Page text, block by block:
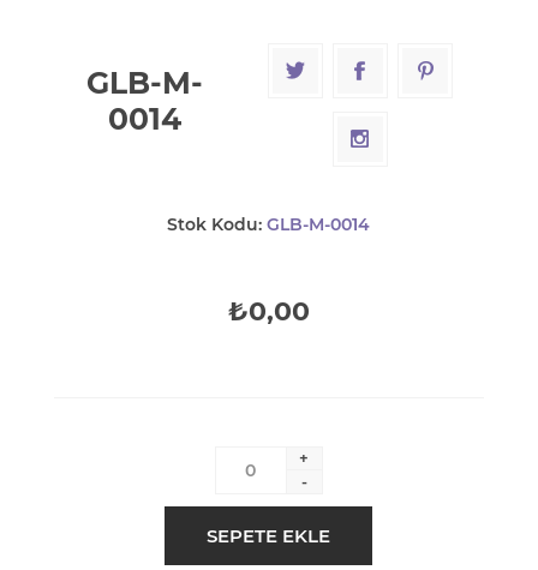
GLB-M-
0014
Stok Kodu: GLB-M-0014
₺0,00
+
-